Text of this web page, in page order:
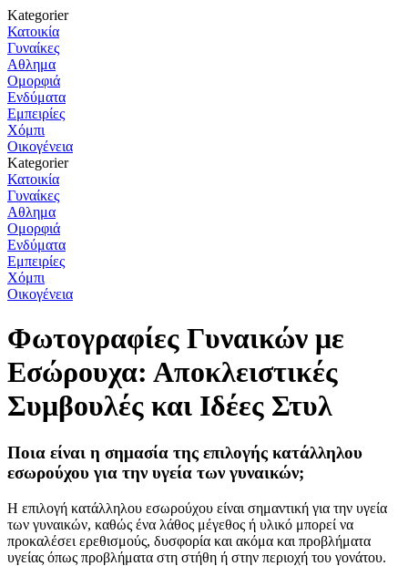
Kategorier
Κατοικία
Γυναίκες
Αθλημα
Ομορφιά
Ενδύματα
Εμπειρίες
Χόμπι
Οικογένεια
Kategorier
Κατοικία
Γυναίκες
Αθλημα
Ομορφιά
Ενδύματα
Εμπειρίες
Χόμπι
Οικογένεια
Φωτογραφίες Γυναικών με
Εσώρουχα: Αποκλειστικές
Συμβουλές και Ιδέες Στυλ
Ποια είναι η σημασία της επιλογής κατάλληλου
εσωρούχου για την υγεία των γυναικών;
Η επιλογή κατάλληλου εσωρούχου είναι σημαντική για την υγεία
των γυναικών, καθώς ένα λάθος μέγεθος ή υλικό μπορεί να
προκαλέσει ερεθισμούς, δυσφορία και ακόμα και προβλήματα
υγείας όπως προβλήματα στη στήθη ή στην περιοχή του γονάτου.